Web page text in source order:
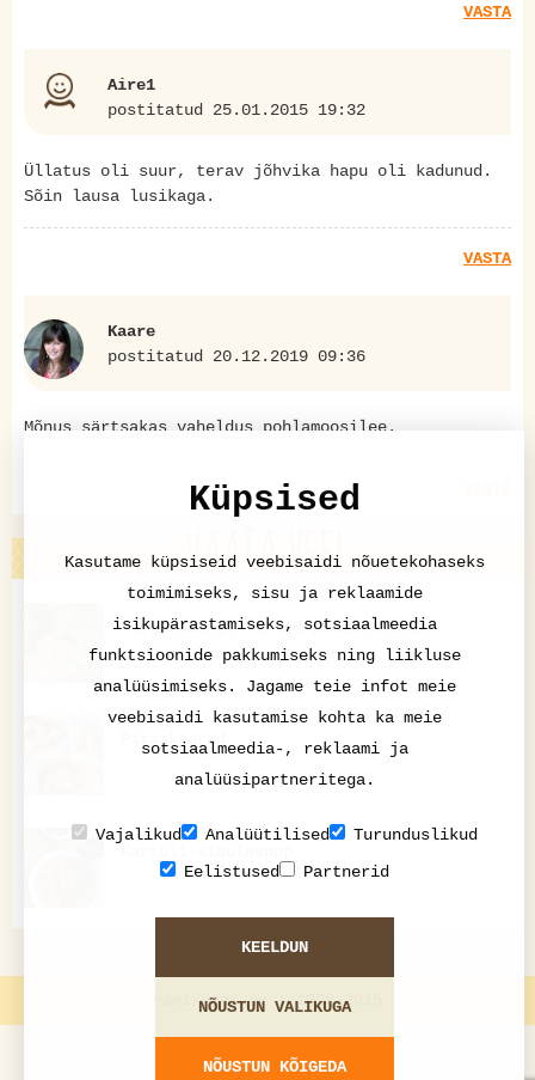
VASTA
Aire1
postitatud 25.01.2015 19:32
Üllatus oli suur, terav jõhvika hapu oli kadunud.
Sõin lausa lusikaga.
VASTA
Kaare
postitatud 20.12.2019 09:36
Mõnus särtsakas vaheldus pohlamoosilee.
VAATA VEEL
Porgandid ja herned piimakastmes
Pitsakeerud
nami-nami.ee | 1998-2015
Küpsised
Kasutame küpsiseid veebisaidi nõuetekohaseks
toimimiseks, sisu ja reklaamide
isikupärastamiseks, sotsiaalmeedia
funktsioonide pakkumiseks ning liikluse
analüüsimiseks. Jagame teie infot meie
veebisaidi kasutamise kohta ka meie
sotsiaalmeedia-, reklaami ja
analüüsipartneritega.
Vajalikud Analüütilised
Turunduslikud
Eelistused
Partnerid
KEELDUN
NÕUSTUN VALIKUGA
NÕUSTUN KÕIGEDA